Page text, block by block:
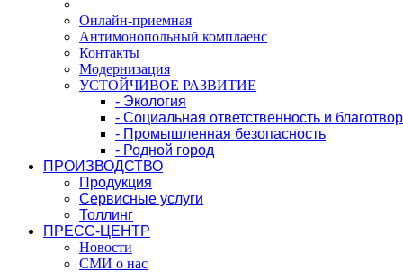
Онлайн-приемная
Антимонопольный комплаенс
Контакты
Модернизация
УСТОЙЧИВОЕ РАЗВИТИЕ
- Экология
- Социальная ответственность и
- Промышленная безопасность
- Родной город
ПРОИЗВОДСТВО
Продукция
Сервисные услуги
Толлинг
ПРЕСС-ЦЕНТР
Новости
СМИ о нас